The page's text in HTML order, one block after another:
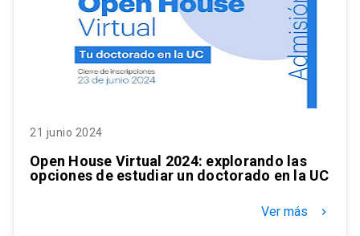
21 junio 2024
Open House Virtual 2024: explorando las
opciones de estudiar un doctorado en la UC
Ver más keyboard_arrow_right